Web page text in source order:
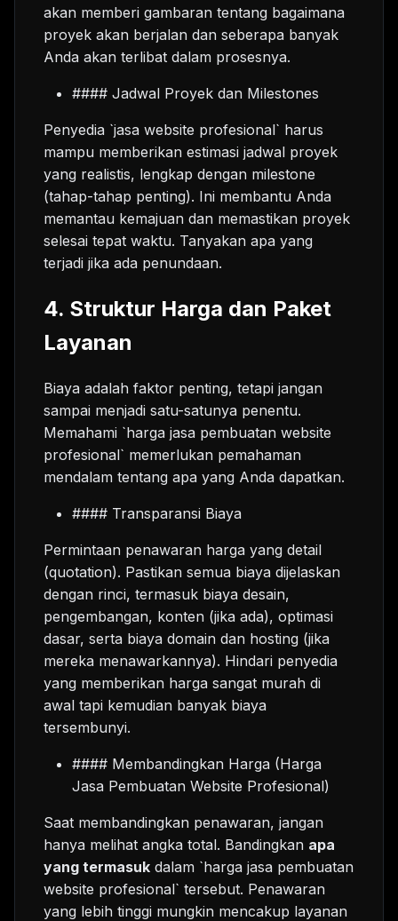
akan memberi gambaran tentang bagaimana
proyek akan berjalan dan seberapa banyak
Anda akan terlibat dalam prosesnya.
#### Jadwal Proyek dan Milestones
Penyedia `jasa website profesional` harus
mampu memberikan estimasi jadwal proyek
yang realistis, lengkap dengan milestone
(tahap-tahap penting). Ini membantu Anda
memantau kemajuan dan memastikan proyek
selesai tepat waktu. Tanyakan apa yang
terjadi jika ada penundaan.
4. Struktur Harga dan Paket
Layanan
Biaya adalah faktor penting, tetapi jangan
sampai menjadi satu-satunya penentu.
Memahami `harga jasa pembuatan website
profesional` memerlukan pemahaman
mendalam tentang apa yang Anda dapatkan.
#### Transparansi Biaya
Permintaan penawaran harga yang detail
(quotation). Pastikan semua biaya dijelaskan
dengan rinci, termasuk biaya desain,
pengembangan, konten (jika ada), optimasi
dasar, serta biaya domain dan hosting (jika
mereka menawarkannya). Hindari penyedia
yang memberikan harga sangat murah di
awal tapi kemudian banyak biaya
tersembunyi.
#### Membandingkan Harga (Harga
Jasa Pembuatan Website Profesional)
Saat membandingkan penawaran, jangan
hanya melihat angka total. Bandingkan apa
yang termasuk dalam `harga jasa pembuatan
website profesional` tersebut. Penawaran
yang lebih tinggi mungkin mencakup layanan